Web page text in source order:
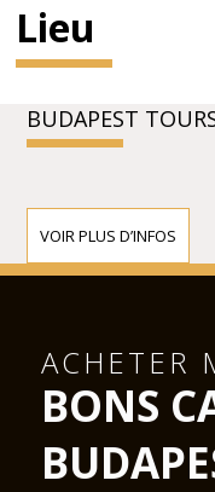
Lieu
BUDAPEST
VOIR PLUS D’INFOS
ACHETER
BONS